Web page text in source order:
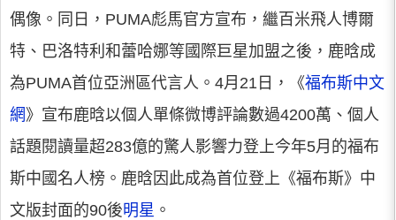
偶像。同日，PUMA彪馬官方宣布，繼百米飛人博爾
特、巴洛特利和蕾哈娜等國際巨星加盟之後，鹿晗成
為PUMA首位亞洲區代言人。4月21日，《福布斯中文
網》宣布鹿晗以個人單條微博評論數過4200萬、個人
話題閱讀量超283億的驚人影響力登上今年5月的福布
斯中國名人榜。鹿晗因此成為首位登上《福布斯》中
文版封面的90後明星 。